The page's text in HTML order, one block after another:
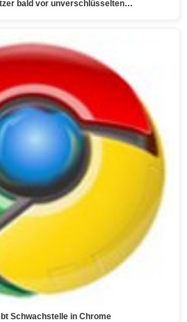
bald vor unverschlüsselten…
Schwachstelle in Chrome